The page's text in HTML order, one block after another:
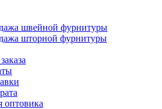
швейной фурнитуры
шторной фурнитуры
оптовика